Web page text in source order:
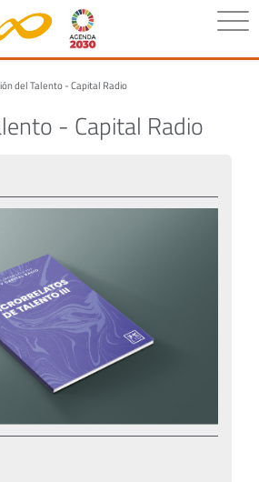
del Talento - Capital Radio
- Capital Radio